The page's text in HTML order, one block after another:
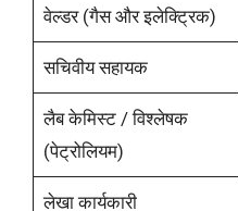
वेल्डर (गैस और इलेक्ट्रिक)
सचिवीय सहायक
लैब केमिस्ट / विश्लेषक
(पेट्रोलियम)
लेखा कार्यकारी